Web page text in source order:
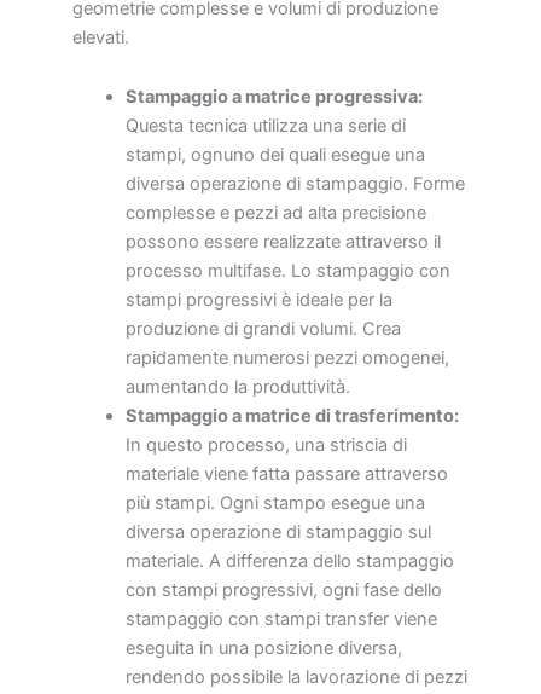
geometrie complesse e volumi di produzione
elevati.
Stampaggio a matrice progressiva:
Questa tecnica utilizza una serie di
stampi, ognuno dei quali esegue una
diversa operazione di stampaggio. Forme
complesse e pezzi ad alta precisione
possono essere realizzate attraverso il
processo multifase. Lo stampaggio con
stampi progressivi è ideale per la
produzione di grandi volumi. Crea
rapidamente numerosi pezzi omogenei,
aumentando la produttività.
Stampaggio a matrice di trasferimento:
In questo processo, una striscia di
materiale viene fatta passare attraverso
più stampi. Ogni stampo esegue una
diversa operazione di stampaggio sul
materiale. A differenza dello stampaggio
con stampi progressivi, ogni fase dello
stampaggio con stampi transfer viene
eseguita in una posizione diversa,
rendendo possibile la lavorazione di pezzi